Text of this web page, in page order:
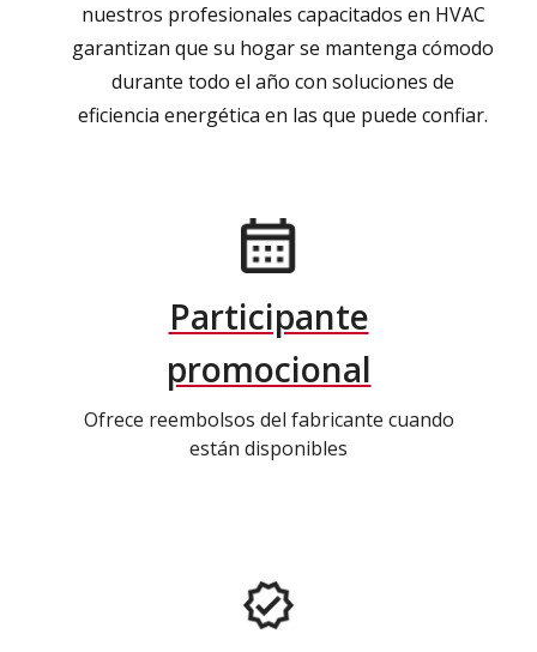
nuestros profesionales capacitados en HVAC
garantizan que su hogar se mantenga cómodo
durante todo el año con soluciones de
eficiencia energética en las que puede confiar.
Participante
promocional
Ofrece reembolsos del fabricante cuando
están disponibles